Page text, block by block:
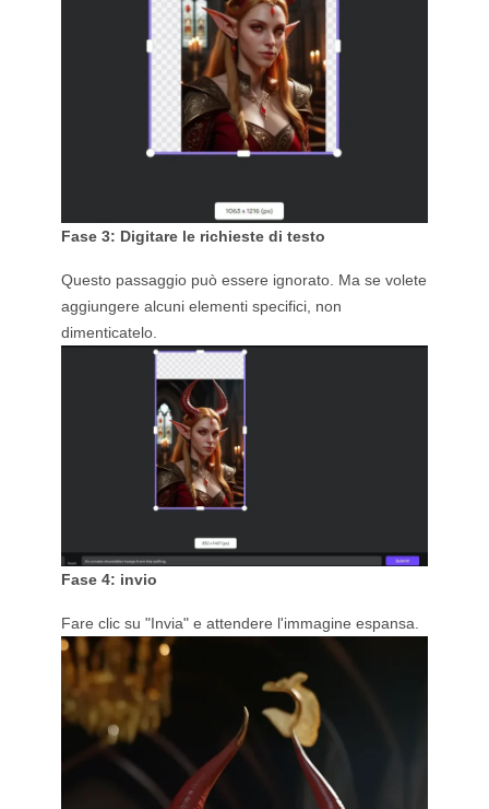
Fase 3: Digitare le richieste di testo
Questo passaggio può essere ignorato. Ma se volete
aggiungere alcuni elementi specifici, non
dimenticatelo.
Fase 4: invio
Fare clic su "Invia" e attendere l'immagine espansa.